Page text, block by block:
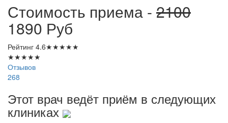
Стоимость приема - 2100
1890 Руб
Рейтинг 4.6★★★★★
★★★★★
Отзывов
268
Этот врач ведёт приём в следующих
клиниках